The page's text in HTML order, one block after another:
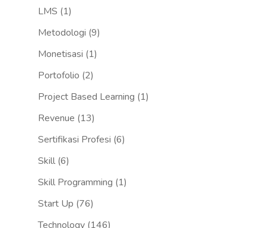
LMS (1)
Metodologi (9)
Monetisasi (1)
Portofolio (2)
Project Based Learning (1)
Revenue (13)
Sertifikasi Profesi (6)
Skill(6)
Skill Programming (1)
Start Up (76)
Technology(146)